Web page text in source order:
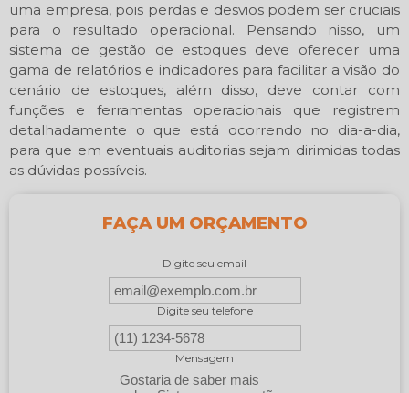
uma empresa, pois perdas e desvios podem ser cruciais
para o resultado operacional. Pensando nisso, um
sistema de gestão de estoques deve oferecer uma
gama de relatórios e indicadores para facilitar a visão do
cenário de estoques, além disso, deve contar com
funções e ferramentas operacionais que registrem
detalhadamente o que está ocorrendo no dia-a-dia,
para que em eventuais auditorias sejam dirimidas todas
as dúvidas possíveis.
FAÇA UM ORÇAMENTO
Digite seu email
Digite seu telefone
Mensagem